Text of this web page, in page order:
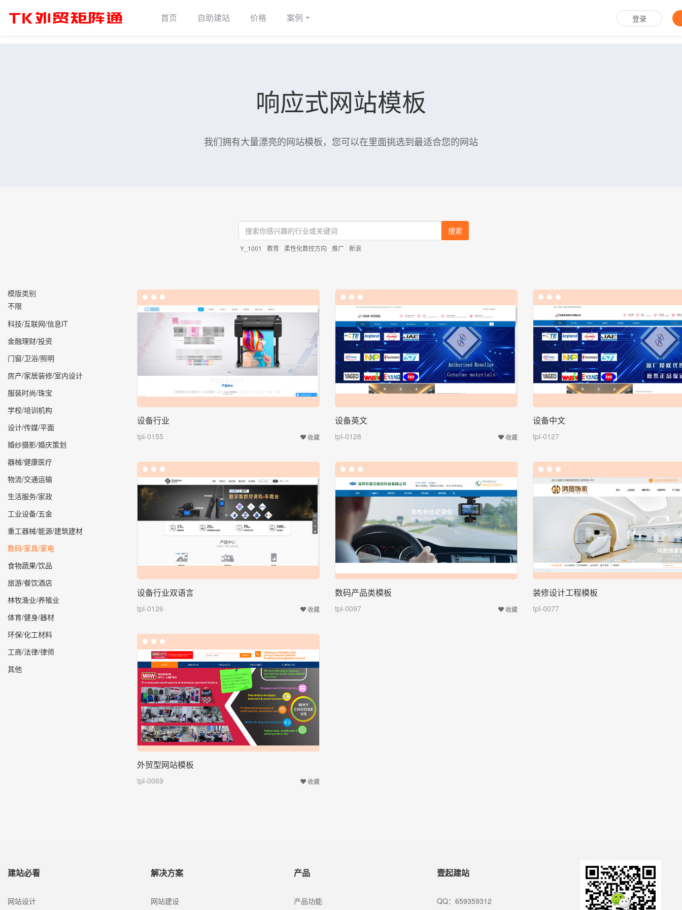
首页 自助建站 价格 案例 登录
响应式网站模板
我们拥有大量漂亮的网站模板，您可以在里面挑选到最适合您的网站
搜索
Y_1001 教育 柔性化数控方向 推广 新浪
模版类别
不限
科技/互联网/信息IT
金融理财/投资
门窗/卫浴/照明
房产/家居装修/室内设计
服装时尚/珠宝
学校/培训机构
设计/传媒/平面
婚纱摄影/婚庆策划
器械/健康医疗
物流/交通运输
生活服务/家政
工业设备/五金
重工器械/能源/建筑建材
数码/家具/家电
食物蔬果/饮品
旅游/餐饮酒店
林牧渔业/养殖业
体育/健身/器材
环保/化工材料
工商/法律/律师
其他
设备行业
tpl-0155 收藏
设备英文
tpl-0128 收藏
设备中文
tpl-0127
设备行业双语言
tpl-0126 收藏
数码产品类模板
tpl-0097 收藏
装修设计工程模板
tpl-0077
外贸型网站模板
tpl-0069 收藏
建站必看
网站设计
解决方案
网站建设
产品
产品功能
壹起建站
QQ：659359312